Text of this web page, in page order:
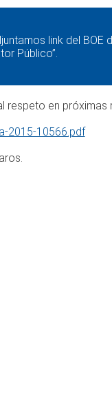
link del
Público”.
respeto en próximas
2015-10566.pdf